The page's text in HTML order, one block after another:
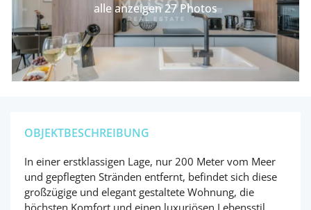
alle anzeigen 27 Photos
OBJEKTBESCHREIBUNG
In einer erstklassigen Lage, nur 200 Meter vom Meer
und gepflegten Stränden entfernt, befindet sich diese
großzügige und elegant gestaltete Wohnung, die
höchsten Komfort und einen luxuriösen Lebensstil